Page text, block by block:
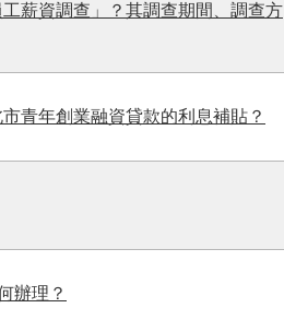
薪資調查」？其調查期間、調查方
青年創業融資貸款的利息補貼？
辦理？